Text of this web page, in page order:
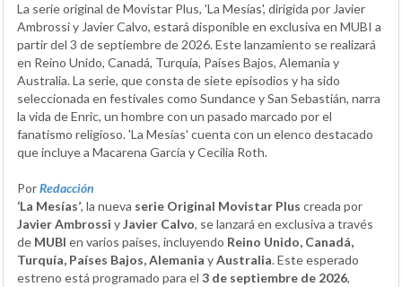
La serie original de Movistar Plus, 'La Mesías', dirigida por Javier
Ambrossi y Javier Calvo, estará disponible en exclusiva en MUBI a
partir del 3 de septiembre de 2026. Este lanzamiento se realizará
en Reino Unido, Canadá, Turquía, Países Bajos, Alemania y
Australia. La serie, que consta de siete episodios y ha sido
seleccionada en festivales como Sundance y San Sebastián, narra
la vida de Enric, un hombre con un pasado marcado por el
fanatismo religioso. 'La Mesías' cuenta con un elenco destacado
que incluye a Macarena García y Cecilia Roth.
PorRedacción
‘La Mesías’, la nueva serie Original Movistar Plus creada por
Javier Ambrossi yJavier Calvo, se lanzará en exclusiva a través
de MUBI en varios países, incluyendo Reino Unido, Canadá,
Turquía, Países Bajos, Alemania yAustralia. Este esperado
estreno está programado para el 3 de septiembre de 2026,